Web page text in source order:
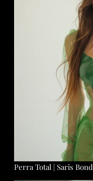
Perra Total | Saris Bond